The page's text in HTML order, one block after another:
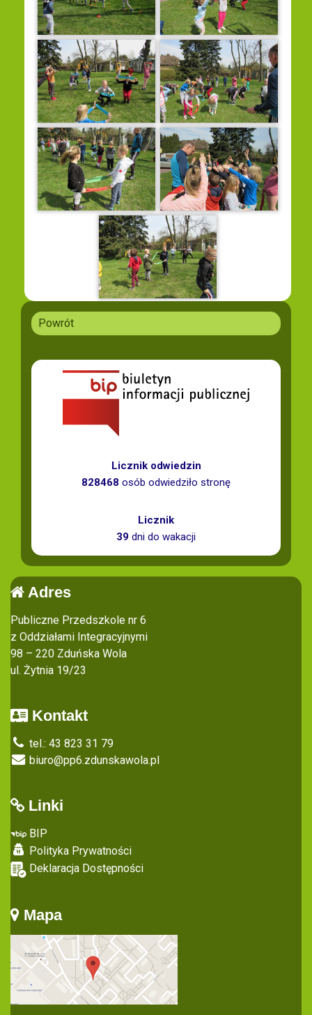
Powrót
Licznik odwiedzin
828468 osób odwiedziło stronę
Licznik
39 dni do wakacji
Adres
Publiczne Przedszkole nr 6
z Oddziałami Integracyjnymi
98 – 220 Zduńska Wola
ul. Żytnia 19/23
Kontakt
tel.: 43 823 31 79
biuro@pp6.zdunskawola.pl
Linki
BIP
Polityka Prywatności
Deklaracja Dostępności
Mapa